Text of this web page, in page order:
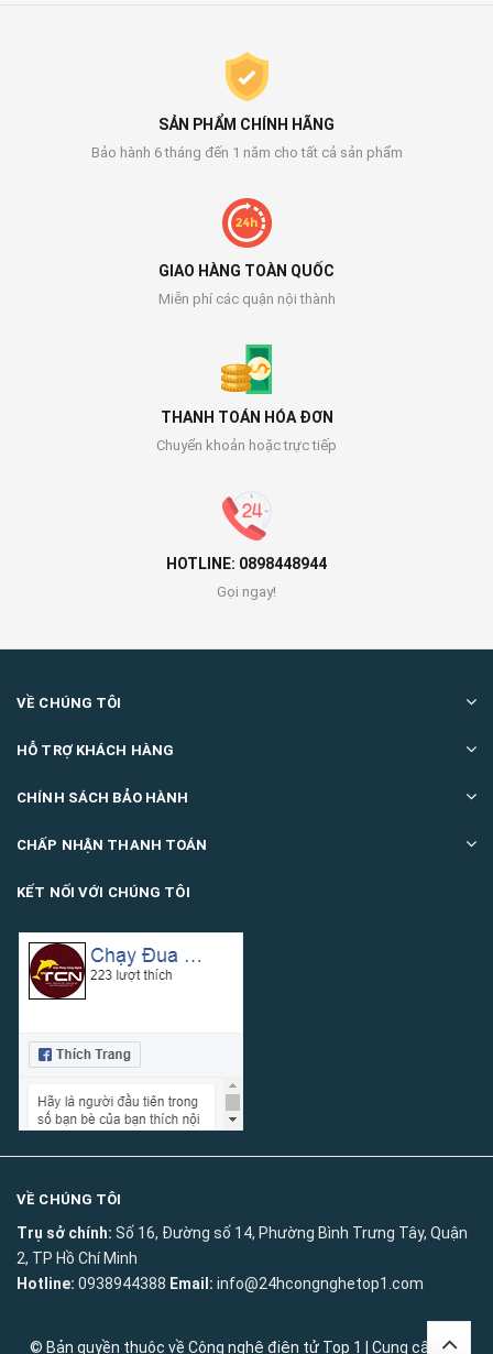
SẢN PHẨM CHÍNH HÃNG
Bảo hành 6 tháng đến 1 năm cho tất cả sản phẩm
GIAO HÀNG TOÀN QUỐC
Miễn phí các quận nội thành
THANH TOÁN HÓA ĐƠN
Chuyển khoản hoặc trực tiếp
HOTLINE: 0898448944
Gọi ngay!
VỀ CHÚNG TÔI
HỖ TRỢ KHÁCH HÀNG
CHÍNH SÁCH BẢO HÀNH
CHẤP NHẬN THANH TOÁN
KẾT NỐI VỚI CHÚNG TÔI
VỀ CHÚNG TÔI
Trụ sở chính: Số 16, Đường số 14, Phường Bình Trưng Tây, Quận
2, TP Hồ Chí Minh
Hotline: 0938944388 Email: info@24hcongnghetop1.com
© Bản quyền thuộc về Công nghệ điện tử Top 1 Cung cấp bởi